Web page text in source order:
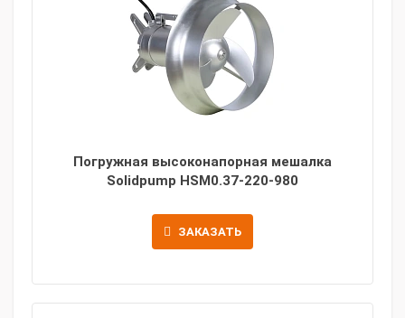
Погружная высоконапорная мешалка
Solidpump HSM0.37-220-980
ЗАКАЗАТЬ